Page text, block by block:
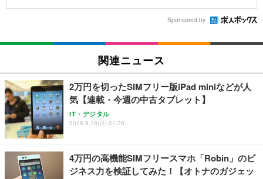
Sponsored by
関連ニュース
2万円を切ったSIMフリー版iPad miniなどが人
気【連載・今週の中古タブレット】
IT・デジタル
2016.9.18(日) 21:30
4万円の高機能SIMフリースマホ「Robin」のビ
ジネス力を検証してみた！【オトナのガジェッ